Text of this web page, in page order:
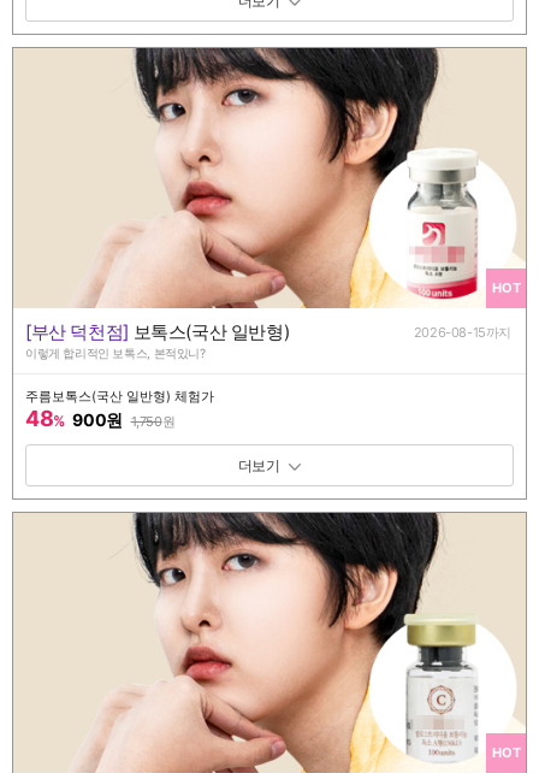
HOT
[부산 덕천점] 보톡스(국산 일반형) 2026-08-15까지
이렇게 합리적인 보톡스, 본적있니?
주름보톡스(국산 일반형) 체험가
48% 900원 1,750원
패키지 보기 토글
HOT